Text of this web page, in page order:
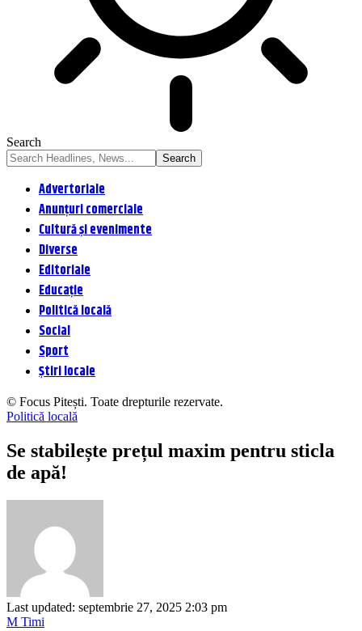
Search
Advertoriale
Anunțuri comerciale
Cultură și evenimente
Diverse
Editoriale
Educație
Politică locală
Social
Sport
Știri locale
© Focus Pitești. Toate drepturile rezervate.
Politică locală
Se stabilește prețul maxim pentru sticla
de apă!
Last updated: septembrie 27, 2025 2:03 pm
M Timi